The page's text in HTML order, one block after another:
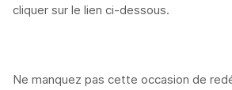
cliquer sur le lien ci-dessous.
Ne manquez pas cette occasion de